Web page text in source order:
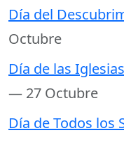
Día del
Octubre
Día de las
— 27 Octubre
Día de Todos los